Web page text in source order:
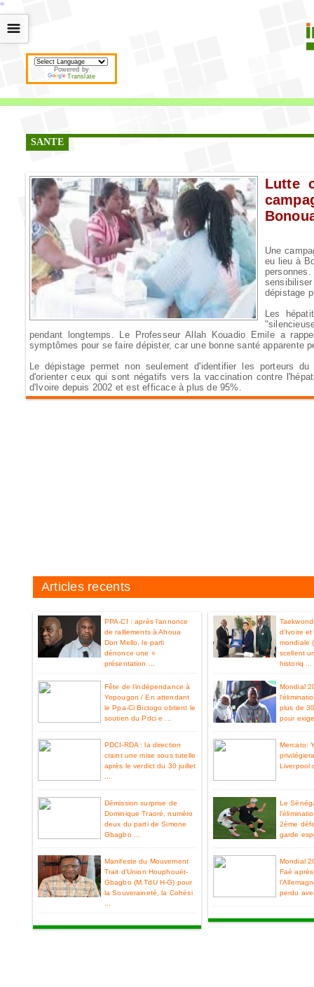
*
*
*
*
*
*
*
*
*
*
*
*
*
*
*
*
*
*
*
*
*
*
*
*
*
*
*
*
*
*
*
*
*
*
*
*
Powered by
Translate
☰
SANTE
Lutte
Une
eu lieu à
dépistage
Les
pendant longtemps. Le Professeur Allah Kouadio Emile a
symptômes pour se faire dépister, car une bonne santé apparente
Le dépistage permet non seulement d'identifier les porteurs
d'orienter ceux qui sont négatifs vers la vaccination contre
d'Ivoire depuis 2002 et est efficace à plus de 95%.
Articles recents
PPA-CI : après l'annonce
de ralliements à Ahoua
Don Mello, le parti
dénonce une «
présentation ...
Fête de l’indépendance à
Yopougon / En attendant
le Ppa-Ci Bictogo obtient le
soutien du Pdci e ...
PDCI-RDA : la direction
craint une mise sous tutelle
après le verdict du 30 juillet
Démission surprise de
Dominique Traoré, numéro
deux du parti de Simone
Gbagbo ...
Manifeste du Mouvement
Trait d'Union Houphouët-
Gbagbo (M.TdU H-G) pour
la Souveraineté, la Cohési
d’Ivoire
mondiale
scellent
historiq ...
Mondial
plus de
pour
Mercato:
Liverpool
Le
2ème
garde
Mondial
Faé
perdu